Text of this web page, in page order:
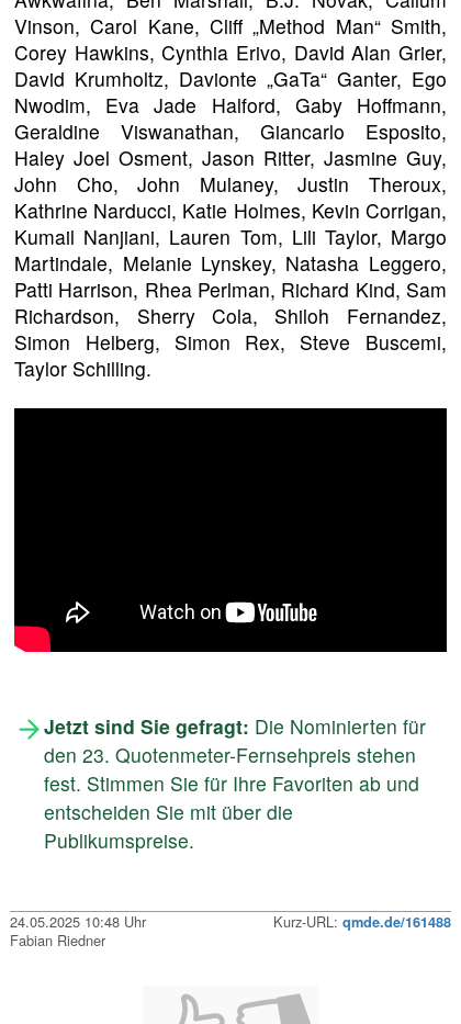
Vinson, Carol Kane, Cliff „Method Man“ Smith,
Corey Hawkins, Cynthia Erivo, David Alan Grier,
David Krumholtz, Davionte „GaTa“ Ganter, Ego
Nwodim, Eva Jade Halford, Gaby Hoffmann,
Geraldine Viswanathan, Giancarlo Esposito,
Haley Joel Osment, Jason Ritter, Jasmine Guy,
John Cho, John Mulaney, Justin Theroux,
Kathrine Narducci, Katie Holmes, Kevin Corrigan,
Kumail Nanjiani, Lauren Tom, Lili Taylor, Margo
Martindale, Melanie Lynskey, Natasha Leggero,
Patti Harrison, Rhea Perlman, Richard Kind, Sam
Richardson, Sherry Cola, Shiloh Fernandez,
Simon Helberg, Simon Rex, Steve Buscemi,
Taylor Schilling.
Jetzt sind Sie gefragt: Die Nominierten für
den 23. Quotenmeter-Fernsehpreis stehen
fest. Stimmen Sie für Ihre Favoriten ab und
entscheiden Sie mit über die
Publikumspreise.
24.05.2025 10:48 Uhr Kurz-URL: qmde.de/161488
Fabian Riedner